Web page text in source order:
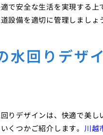
で安全な生活を実現する
設備を適切に管理しましょ
水回りデザ
りデザインは、快適で美
くつかご紹介します。 川越